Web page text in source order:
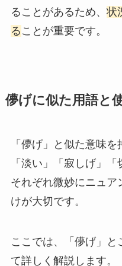
ることがあるため、 状
る ことが重要です。
儚げに似た用語と
「儚げ」と似た意味
「淡い」「寂しげ」
それぞれ微妙にニュア
けが大切です。
ここでは、「儚げ」
て詳しく解説します。